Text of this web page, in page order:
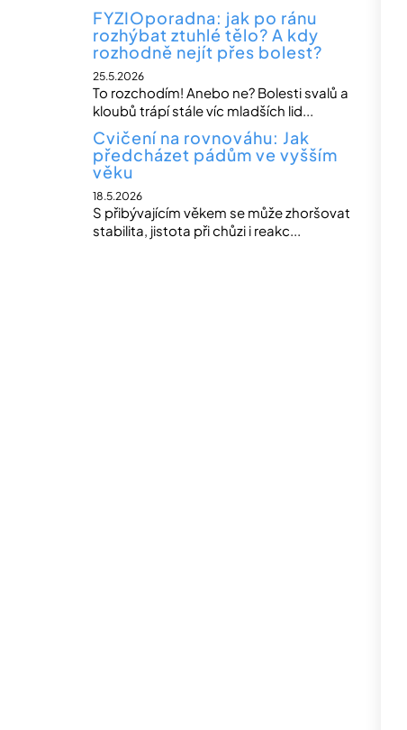
FYZIOporadna: jak po ránu
rozhýbat ztuhlé tělo? A kdy
rozhodně nejít přes bolest?
25.5.2026
To rozchodím! Anebo ne? Bolesti svalů a
kloubů trápí stále víc mladších lid...
Cvičení na rovnováhu: Jak
předcházet pádům ve vyšším
věku
18.5.2026
S přibývajícím věkem se může zhoršovat
stabilita, jistota při chůzi i reakc...